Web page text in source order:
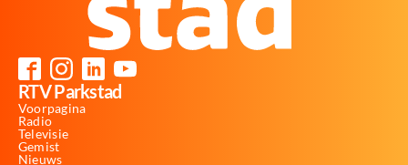
RTV Parkstad
Voorpagina
Radio
Televisie
Gemist
Nieuws